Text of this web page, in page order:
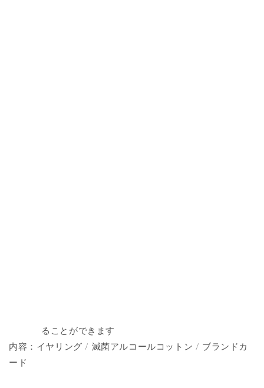
ることができます
内容：イヤリング / 滅菌アルコールコットン / ブランドカ
ード